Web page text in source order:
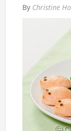
By Christine Ho